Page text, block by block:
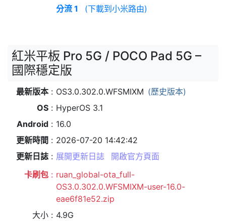
分流 1
(下載到小米路由)
紅米平板 Pro 5G / POCO Pad 5G –
國際穩定版
最新版本 OS3.0.302.0.WFSMIXM (歷史版本)
OS
HyperOS 3.1
Android
16.0
更新時間
2026-07-20 14:42:42
更新日誌
展開更新日誌
開啟官方頁面
卡刷包
ruan_global-ota_full-
OS3.0.302.0.WFSMIXM-user-16.0-
eae6f81e52.zip
大小
4.9G